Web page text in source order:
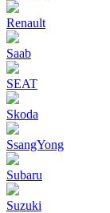
Renault
Saab
SEAT
Skoda
SsangYong
Subaru
Suzuki